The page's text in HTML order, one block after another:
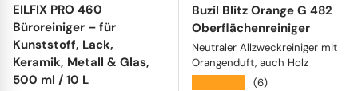
EILFIX PRO 460
Büroreiniger – für
Kunststoff, Lack,
Keramik, Metall & Glas,
500 ml / 10 L
Buzil Blitz Orange G 482
Oberflächenreiniger
Neutraler Allzweckreiniger mit
Orangenduft, auch Holz
(6)